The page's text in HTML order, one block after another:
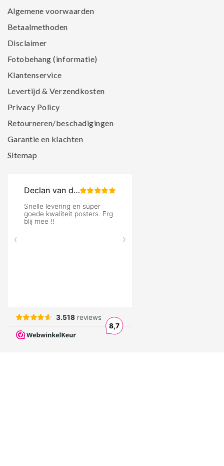
Algemene voorwaarden
Betaalmethoden
Disclaimer
Fotobehang (informatie)
Klantenservice
Levertijd & Verzendkosten
Privacy Policy
Retourneren/beschadigingen
Garantie en klachten
Sitemap